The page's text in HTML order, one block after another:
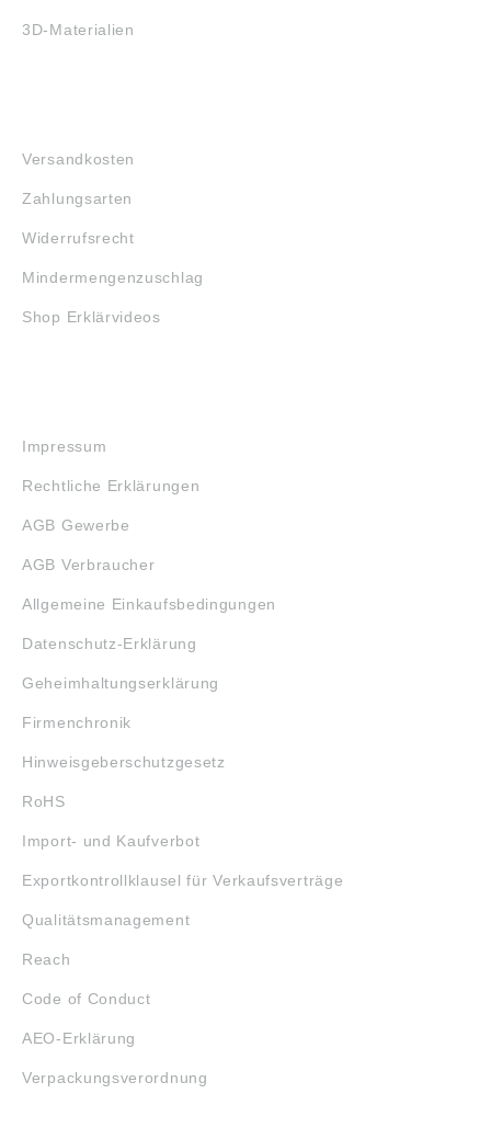
3D-Materialien
Versandkosten
Zahlungsarten
Widerrufsrecht
Mindermengenzuschlag
Shop Erklärvideos
Impressum
Rechtliche Erklärungen
AGB Gewerbe
AGB Verbraucher
Allgemeine Einkaufsbedingungen
Datenschutz-Erklärung
Geheimhaltungserklärung
Firmenchronik
Hinweisgeberschutzgesetz
RoHS
Import- und Kaufverbot
Exportkontrollklausel für Verkaufsverträge
Qualitätsmanagement
Reach
Code of Conduct
AEO-Erklärung
Verpackungsverordnung